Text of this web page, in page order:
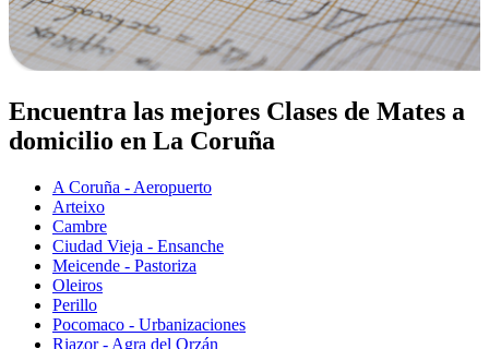
Encuentra las mejores Clases de Mates a
domicilio en La Coruña
A Coruña - Aeropuerto
Arteixo
Cambre
Ciudad Vieja - Ensanche
Meicende - Pastoriza
Oleiros
Perillo
Pocomaco - Urbanizaciones
Riazor - Agra del Orzán